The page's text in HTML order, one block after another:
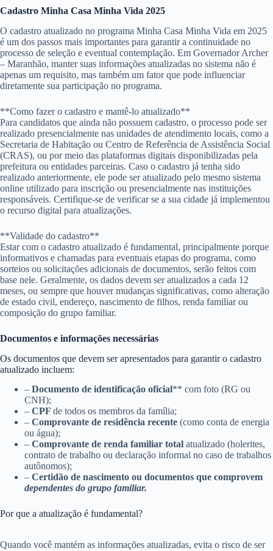
Cadastro Minha Casa Minha Vida 2025
O cadastro atualizado no programa Minha Casa Minha Vida em 2025
é um dos passos mais importantes para garantir a continuidade no
processo de seleção e eventual contemplação. Em Governador Archer
– Maranhão, manter suas informações atualizadas no sistema não é
apenas um requisito, mas também um fator que pode influenciar
diretamente sua participação no programa.
**Como fazer o cadastro e mantê-lo atualizado**
Para candidatos que ainda não possuem cadastro, o processo pode ser
realizado presencialmente nas unidades de atendimento locais, como a
Secretaria de Habitação ou Centro de Referência de Assistência Social
(CRAS), ou por meio das plataformas digitais disponibilizadas pela
prefeitura ou entidades parceiras. Caso o cadastro já tenha sido
realizado anteriormente, ele pode ser atualizado pelo mesmo sistema
online utilizado para inscrição ou presencialmente nas instituições
responsáveis. Certifique-se de verificar se a sua cidade já implementou
o recurso digital para atualizações.
**Validade do cadastro**
Estar com o cadastro atualizado é fundamental, principalmente porque
informativos e chamadas para eventuais etapas do programa, como
sorteios ou solicitações adicionais de documentos, serão feitos com
base nele. Geralmente, os dados devem ser atualizados a cada 12
meses, ou sempre que houver mudanças significativas, como alteração
de estado civil, endereço, nascimento de filhos, renda familiar ou
composição do grupo familiar.
Documentos e informações necessárias
Os documentos que devem ser apresentados para garantir o cadastro
atualizado incluem:
– Documento de identificação oficial** com foto (RG ou
CNH);
– CPF de todos os membros da família;
– Comprovante de residência recente (como conta de energia
ou água);
– Comprovante de renda familiar total atualizado (holerites,
contrato de trabalho ou declaração informal no caso de trabalhos
autônomos);
– Certidão de nascimento ou documentos que comprovem
dependentes do grupo familiar.
Por que a atualização é fundamental?
Quando você mantém as informações atualizadas, evita o risco de ser